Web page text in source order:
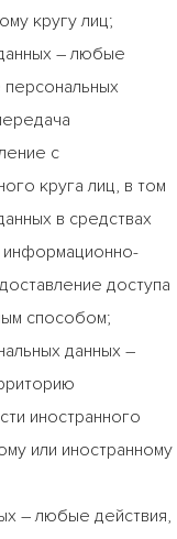
кругу лиц;
– любые
персональных
с
круга лиц, в том
в средствах
доступа
способом;
данных –
иностранного
или иностранному
– любые действия,